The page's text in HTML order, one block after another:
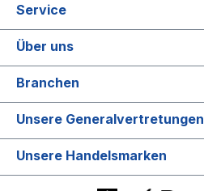
Service
Über uns
Branchen
Unsere Generalvertretungen
Unsere Handelsmarken